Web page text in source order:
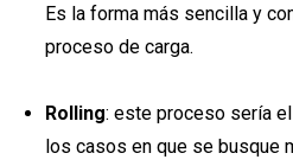
Es la forma más sencilla y
proceso de carga.
Rolling: este proceso sería
los casos en que se busque